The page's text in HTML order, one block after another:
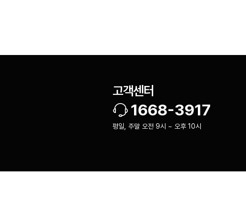
고객센터
1668-3917
평일, 주말 오전 9시 ~ 오후 10시